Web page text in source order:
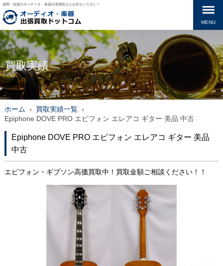
福岡・佐賀のオーディオ・楽器出張買取ならお任せください！
MENU
買取実績
ホーム › 買取実績一覧›
Epiphone DOVE PRO エピフォン エレアコ ギター 美品 中古
Epiphone DOVE PRO エピフォン エレアコ ギター 美品
中古
エピフォン・ギブソン高価買取中！買取金額ご相談ください！！